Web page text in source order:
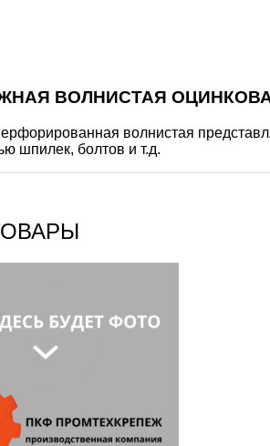
ВОЛНИСТАЯ
волнистая
шпилек, болтов и т.д.